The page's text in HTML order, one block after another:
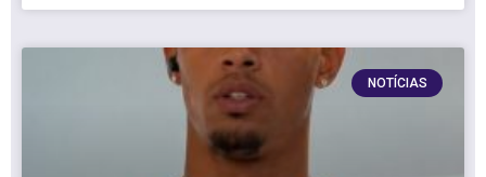
NOTÍCIAS